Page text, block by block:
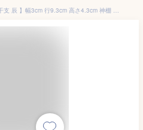
【 伊勢 宮忠 】【 伊勢一刀彫 干支 辰 】幅3cm 行9.3cm 高さ4.3cm 神棚 神具 一刀彫り 授与品 記念品 桐箱入